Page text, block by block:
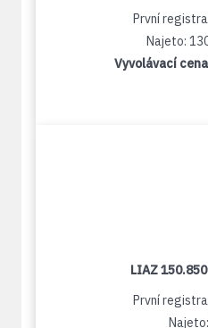
První
Najeto:
Vyvolávací
LIAZ
První